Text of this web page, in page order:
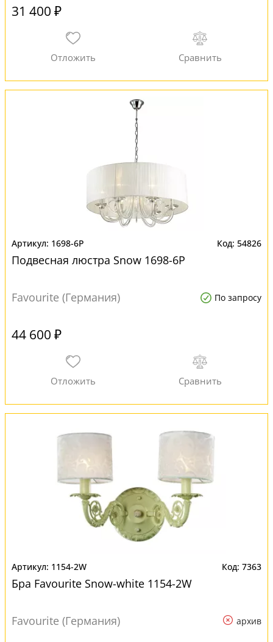
31 400 ₽
1698-6P 54826
Подвесная люстра Snow 1698-6P
Favourite (Германия) По запросу
44 600 ₽
1154-2W 7363
Бра Favourite Snow-white 1154-2W
Favourite (Германия) архив